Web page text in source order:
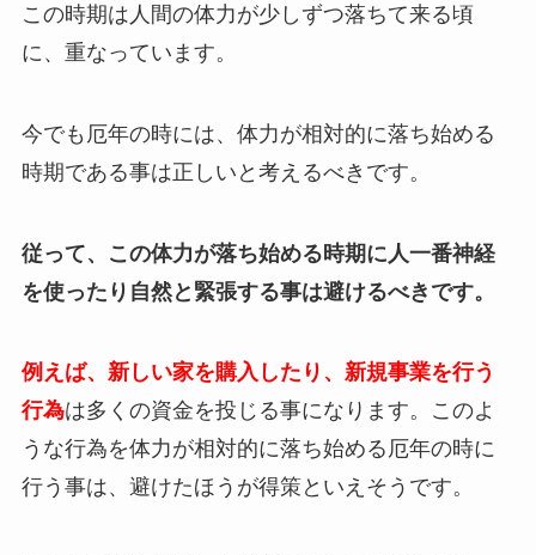
この時期は人間の体力が少しずつ落ちて来る頃
に、重なっています。
今でも厄年の時には、体力が相対的に落ち始める
時期である事は正しいと考えるべきです。
従って、この体力が落ち始める時期に人一番神経
を使ったり自然と緊張する事は避けるべきです。
例えば、新しい家を購入したり、新規事業を行う
行為は多くの資金を投じる事になります。このよ
うな行為を体力が相対的に落ち始める厄年の時に
行う事は、避けたほうが得策といえそうです。